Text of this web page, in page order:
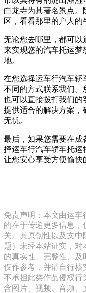
白龙寺为其著名景点。
区，看看那里的户人的
无论您去哪里，都可以
来实现您的汽车托运梦
地。
在您选择运车行汽车轿
不同的方式联系我们。
也可以直接拨打我们的
提供适合的解决方案，
无忧。
最后，如果您需要在成
择运车行汽车轿车托运
让您安心享受方便愉快
免责声明：本文由运车
的在于传递更多信息
关。其原创性以及文中
题）未经本站证实，对
的真实性、完整性、
仅作参考，并请自行核
不承担此类作品侵权行
含图片、视频、音频、